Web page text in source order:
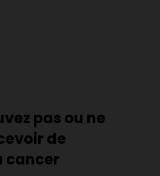
pas ou ne
de
cancer